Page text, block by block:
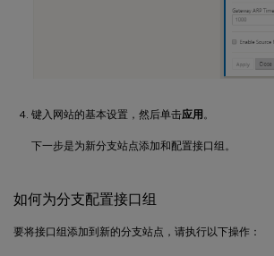
键入网站的基本设置，然后单击应用 。
下一步是为新分支站点添加和配置接口组。
如何为分支配置接口组
要将接口组添加到新的分支站点，请执行以下操作：